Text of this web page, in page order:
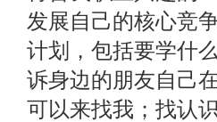
发展自己的核心竞
计划，包括要学什
诉身边的朋友自己
可以来找我；找认